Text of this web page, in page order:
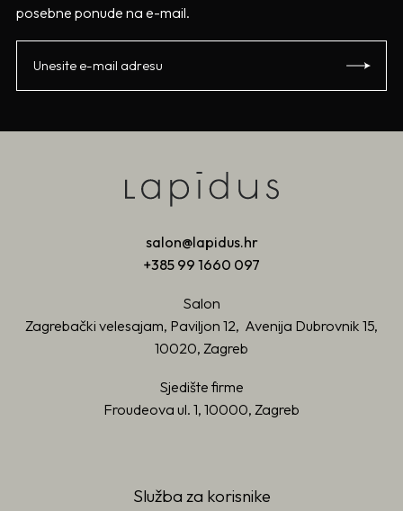
posebne ponude na e-mail.
salon@lapidus.hr
+385 99 1660 097
Salon
Zagrebački velesajam, Paviljon 12, Avenija Dubrovnik 15,
10020, Zagreb
Sjedište firme
Froudeova ul. 1, 10000, Zagreb
Služba za korisnike